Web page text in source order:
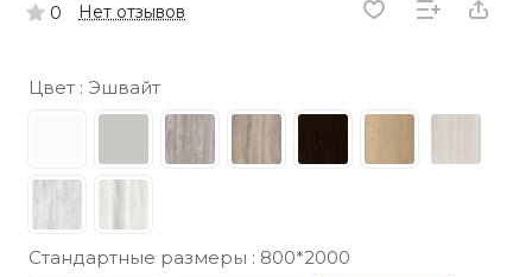
0 Нет отзывов
Цвет : Эшвайт
Стандартные размеры : 800*2000